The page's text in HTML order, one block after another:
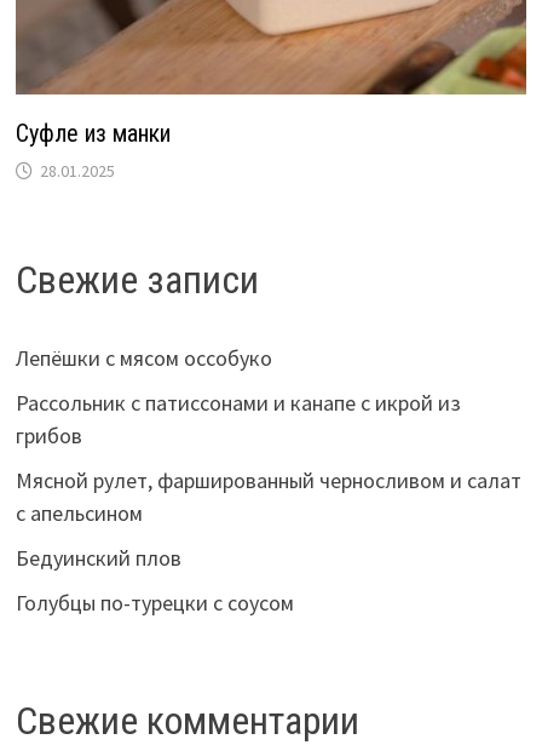
Суфле из манки
28.01.2025
Свежие записи
Лепёшки с мясом оссобуко
Рассольник с патиссонами и канапе с икрой из
грибов
Мясной рулет, фаршированный черносливом и салат
с апельсином
Бедуинский плов
Голубцы по-турецки с соусом
Свежие комментарии